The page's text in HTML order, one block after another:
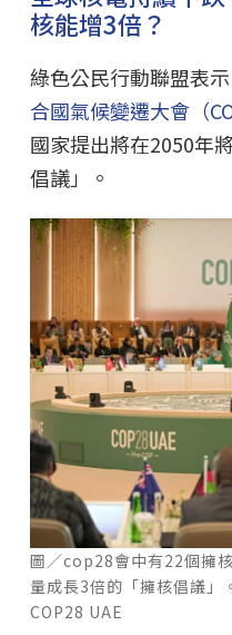
核能增3倍？
綠色公民行動聯盟表
合國氣候變遷大會（
國家提出將在2050年
倡議」。
圖／cop28會中有22個擁
量成長3倍的「擁核倡議
COP28 UAE